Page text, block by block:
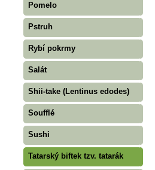
Pomelo
Pstruh
Rybí pokrmy
Salát
Shii-take (Lentinus edodes)
Soufflé
Sushi
Tatarský biftek tzv. tatarák